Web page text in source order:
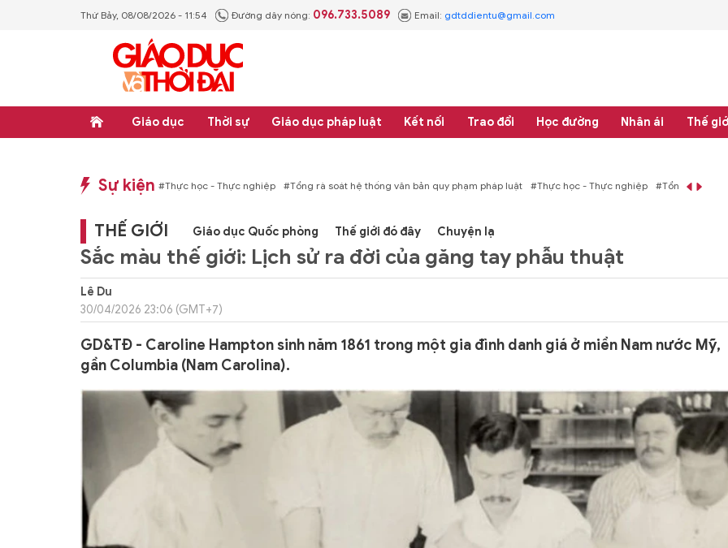
Thứ Bảy, 08/08/2026 - 11:54 Đường dây nóng: 096.733.5089 Email: gdtddientu@gmail.com
Giáo dục Thời sự Giáo dục pháp luật Kết nối Trao đổi Học đường Nhân ái Thế
Sự kiện
#Thực học - Thực nghiệp #Tổng rà soát hệ thống văn bản quy phạm pháp luật #Thực học - Thực nghiệp #Tổng rà soát hệ thống văn bản quy phạm
THẾ GIỚI Giáo dục Quốc phòng Thế giới đó đây Chuyện lạ
Sắc màu thế giới: Lịch sử ra đời của găng tay phẫu thuật
Lê Du
30/04/2026 23:06 (GMT+7)
GD&TĐ - Caroline Hampton sinh năm 1861 trong một gia đình danh giá ở miền Nam nước Mỹ,
gần Columbia (Nam Carolina).